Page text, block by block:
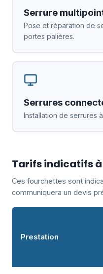
Serrure
Pose et réparation de
portes palières.
Serrures
Installation de serrures
Tarifs indicatifs
Ces fourchettes sont
communiquera un devis
Prestation